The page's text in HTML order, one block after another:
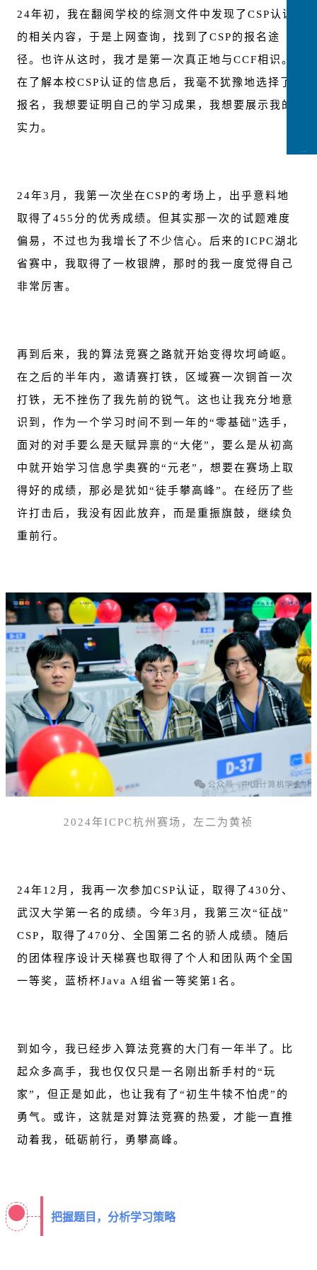
24年初，我在翻阅学校的综测文件中发现了CSP认证
的相关内容，于是上网查询，找到了CSP的报名途
径。也许从这时，我才是第一次真正地与CCF相识。
在了解本校CSP认证的信息后，我毫不犹豫地选择了
报名，我想要证明自己的学习成果，我想要展示我的
实力。
24年3月，我第一次坐在CSP的考场上，出乎意料地
取得了455分的优秀成绩。但其实那一次的试题难度
偏易，不过也为我增长了不少信心。后来的ICPC湖北
省赛中，我取得了一枚银牌，那时的我一度觉得自己
非常厉害。
再到后来，我的算法竞赛之路就开始变得坎坷崎岖。
在之后的半年内，邀请赛打铁，区域赛一次铜首一次
打铁，无不挫伤了我先前的锐气。这也让我充分地意
识到，作为一个学习时间不到一年的“零基础”选手，
面对的对手要么是天赋异禀的“大佬”，要么是从初高
中就开始学习信息学奥赛的“元老”，想要在赛场上取
得好的成绩，那必是犹如“徒手攀高峰”。在经历了些
许打击后，我没有因此放弃，而是重振旗鼓，继续负
重前行。
2024年ICPC杭州赛场，左二为黄祯
24年12月，我再一次参加CSP认证，取得了430分、
武汉大学第一名的成绩。今年3月，我第三次“征战”
CSP，取得了470分、全国第二名的骄人成绩。随后
的团体程序设计天梯赛也取得了个人和团队两个全国
一等奖，蓝桥杯Java A组省一等奖第1名。
到如今，我已经步入算法竞赛的大门有一年半了。比
起众多高手，我也仅仅只是一名刚出新手村的“玩
家”，但正是如此，也让我有了“初生牛犊不怕虎”的
勇气。或许，这就是对算法竞赛的热爱，才能一直推
动着我，砥砺前行，勇攀高峰。
把握题目，分析学习策略